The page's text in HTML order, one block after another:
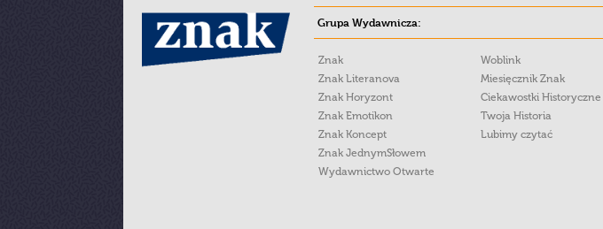
Grupa Wydawnicza:
Znak
Znak Literanova
Znak Horyzont
Znak Emotikon
Znak Koncept
Znak JednymSłowem
Wydawnictwo Otwarte
Woblink
Miesięcznik Znak
Ciekawostki Historyczne
Twoja Historia
Lubimy czytać